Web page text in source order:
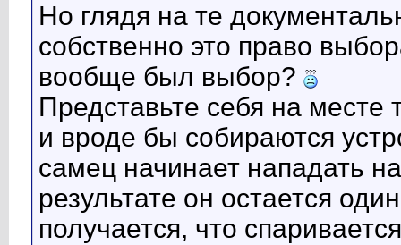
Но глядя на те
собственно это право
вообще был выбор?
Представьте себя на месте
и вроде бы собираются
самец начинает нападать
результате он остается
получается, что